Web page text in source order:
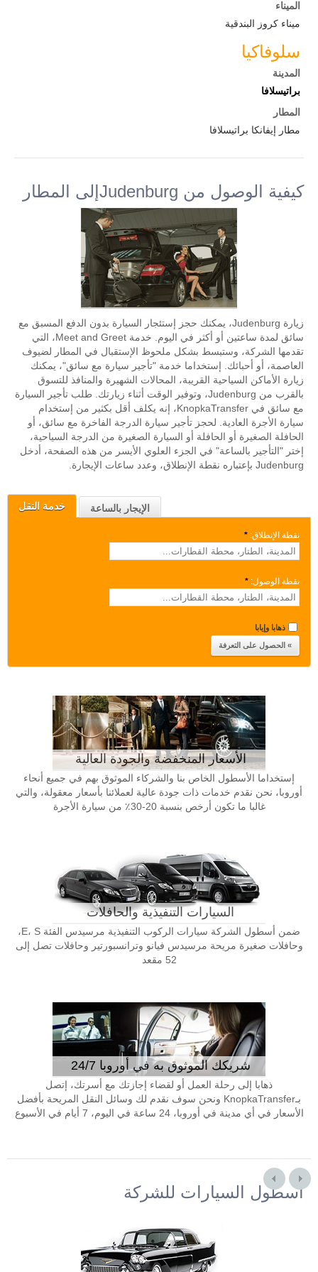
خدمة النقل الإيجار بالساعة
نقطة الإنطلاق: *
نقطة الوصول: *
ذهابا وإيابا
الأسعار المنخفضة والجودة العالية
إستخداما الأسطول الخاص بنا والشركاء الموثوق بهم في جميع أنحاء
أوروبا، نحن نقدم خدمات ذات جودة عالية لعملائنا بأسعار معقولة، والتي
غالبا ما تكون أرخص بنسبة 20-30٪ من سيارة الأجرة
السيارات التنفيذية والحافلات
ضمن أسطول الشركة سيارات الركوب التنفيذية مرسيدس الفئة E، S،
وحافلات صغيرة مريحة مرسيدس فيانو وترانسبورتير وحافلات تصل إلى
52 مقعد
شريكك الموثوق به في أوروبا 24/7
ذهابا إلى رحلة العمل أو لقضاء إجازتك مع أسرتك، إتصل
بـKnopkaTransfer ونحن سوف نقدم لك وسائل النقل المريحة بأفضل
الأسعار في أي مدينة في أوروبا، 24 ساعة في اليوم، 7 أيام في الأسبوع
الميناء
ميناء كروز البندقية
سلوفاكيا
المدينة
براتيسلافا
المطار
مطار إيفانكا براتيسلافا
كيفية الوصول من Judenburgإلى المطار
زيارة Judenburg، يمكنك حجز إستئجار السيارة بدون الدفع المسبق مع
سائق لمدة ساعتين أو أكثر في اليوم. خدمة Meet and Greet، التي
تقدمها الشركة، وستبسط بشكل ملحوظ الإستقبال في المطار لضيوف
العاصمة، أو أحبائك. إستخداما خدمة "تأجير سيارة مع سائق"، يمكنك
زيارة الأماكن السياحية القريبة، المحالات الشهيرة والمنافذ للتسوق
بالقرب من Judenburg، وتوفير الوقت أثناء زيارتك. طلب تأجير السيارة
مع سائق في KnopkaTransfer، إنه يكلف أقل بكثير من إستخدام
سيارة الأجرة العادية. لحجز تأجير سيارة الدرجة الفاخرة مع سائق، أو
الحافلة الصغيرة أو الحافلة أو السيارة الصغيرة من الدرجة السياحية،
إختر "التأجير بالساعة" في الجزء العلوي الأيسر من هذه الصفحة، أدخل
Judenburg بإعتباره نقطة الإنطلاق، وعدد ساعات الإيجارة.
أسطول السيارات للشركة